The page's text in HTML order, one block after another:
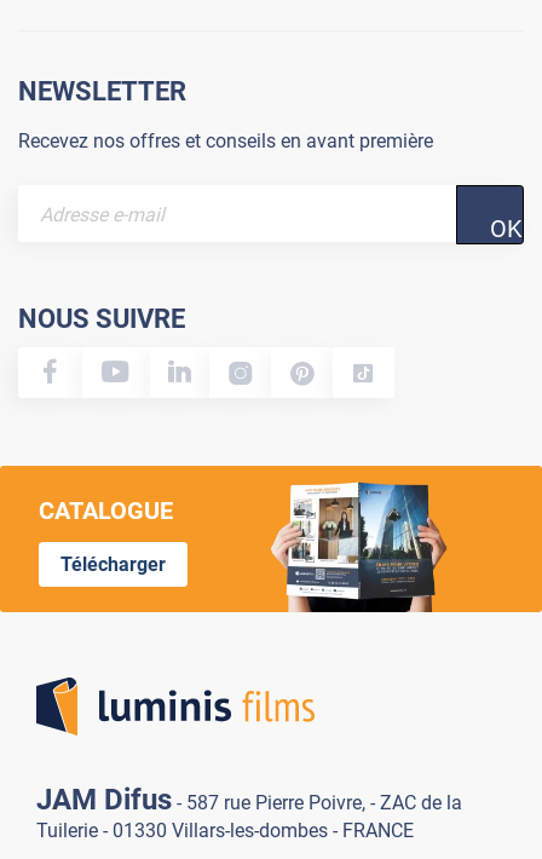
NEWSLETTER
Recevez nos offres et conseils en avant première
OK
NOUS SUIVRE
CATALOGUE
Télécharger
JAM Difus - 587 rue Pierre Poivre, - ZAC de la
Tuilerie - 01330 Villars-les-dombes - FRANCE